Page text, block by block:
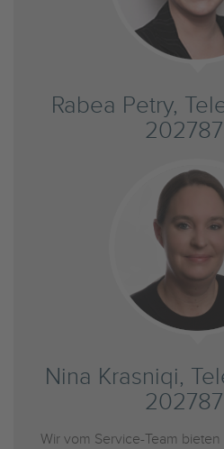
Rabea Petry,
Nina Krasniqi,
Wir vom Service-Team